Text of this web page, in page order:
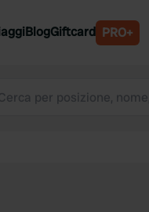
Slovenia
BlogGiftcard PRO+